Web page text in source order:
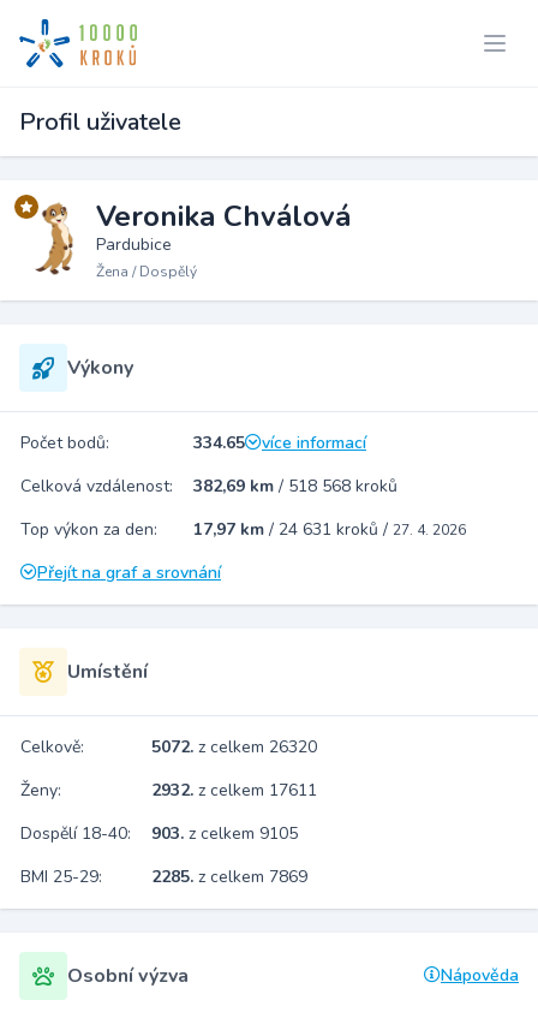
Profil uživatele
Veronika Chválová
Pardubice
Žena / Dospělý
Výkony
Počet bodů: 334.65
více informací
Celková vzdálenost:
382,69 km / 518 568 kroků
Top výkon za den:
17,97 km / 24 631 kroků / 27. 4. 2026
Přejít na graf a srovnání
Umístění
Celkově: 5072. z celkem 26320
Ženy:
2932. z celkem 17611
Dospělí 18-40:
903. z celkem 9105
BMI 25-29:
2285. z celkem 7869
Osobní výzva Nápověda